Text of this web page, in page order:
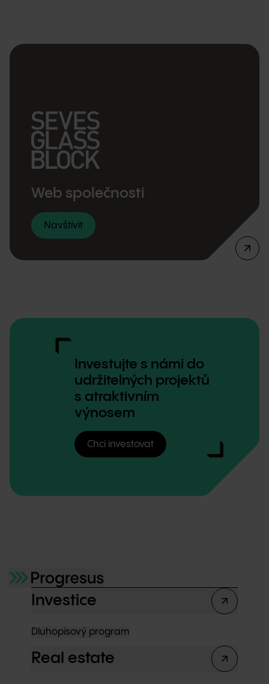
Web společnosti
Navštívit
Investujte s námi do
udržitelných projektů
s atraktivním
výnosem
Chci investovat
Investice
Dluhopisový program
Real estate